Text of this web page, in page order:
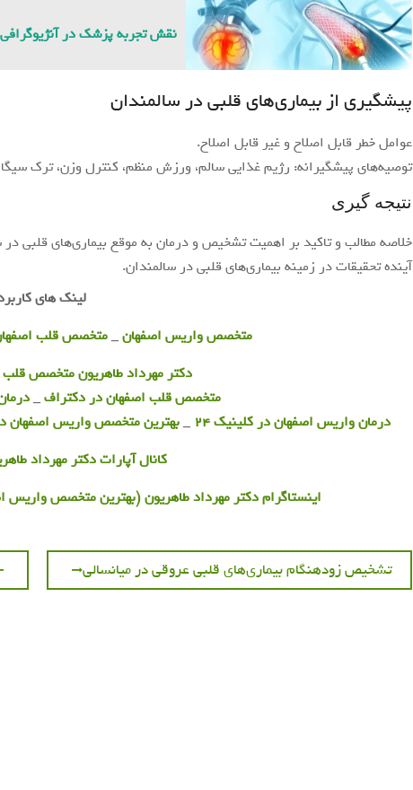
نقش تجربه پزشک در
پیشگیری از بیماری‌های قلبی در سالمندان
عوامل خطر قابل اصلاح و غیر قابل اصلاح.
توصیه‌های پیشگیرانه: رژیم غذایی سالم، ورزش منظم، کنترل وزن، ترک
نتیجه گیری
خلاصه مطالب و تاکید بر اهمیت تشخیص و درمان به موقع بیماری‌های قلبی در
آینده تحقیقات در زمینه بیماری‌های قلبی در سالمندان.
لینک های
متخصص واریس اصفهان_متخصص قلب
دکتر مهرداد طاهریون متخصص قلب
متخصص قلب اصفهان در دکتراف_
درمان واریس اصفهان در کلینیک 24
_بهترین متخصص واریس اصفهان در
کانال آپارات دکتر مهرداد
اینستاگرام دکتر مهرداد طاهریون (بهترین متخصص
راهبری
Next
post:
تشخیص زودهنگام بیماری‌های قلبی عروقی در میانسالی